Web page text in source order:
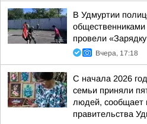
В Удмуртии
провели
Вчера, 17:18
С начала 2026
семьи приняли
людей, сообщает
правительства